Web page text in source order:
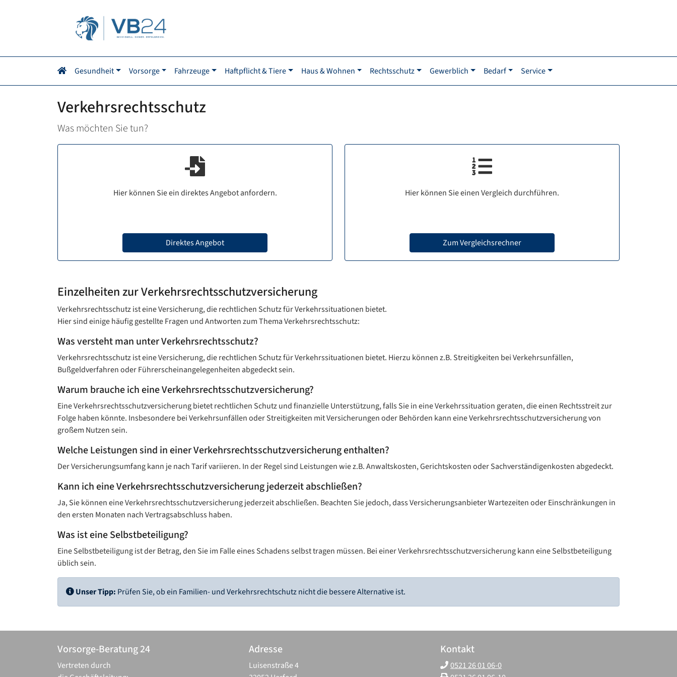
Gesundheit Vorsorge Fahrzeuge Haftpflicht & Tiere Haus & Wohnen Rechtsschutz Gewerblich Bedarf Service
Verkehrsrechtsschutz
Was möchten Sie tun?
Hier können Sie ein direktes Angebot anfordern.
Direktes Angebot
Hier können Sie einen Vergleich durchführen.
Zum Vergleichsrechner
Einzelheiten zur Verkehrsrechtsschutz­versicherung
Verkehrsrechtsschutz ist eine Versicherung, die rechtlichen Schutz für Verkehrssituationen bietet.
Hier sind einige häufig gestellte Fragen und Antworten zum Thema Verkehrsrechtsschutz:
Was versteht man unter Verkehrsrechtsschutz?
Verkehrsrechtsschutz ist eine Versicherung, die rechtlichen Schutz für Verkehrssituationen bietet. Hierzu können z.B. Streitigkeiten bei Verkehrsunfällen,
Bußgeldverfahren oder Führerscheinangelegenheiten abgedeckt sein.
Warum brauche ich eine Verkehrsrechtsschutz­versicherung?
Eine Verkehrsrechtsschutz­versicherung bietet rechtlichen Schutz und finanzielle Unterstützung, falls Sie in eine Verkehrssituation geraten, die einen Rechtsstreit zur
Folge haben könnte. Insbesondere bei Verkehrsunfällen oder Streitigkeiten mit Versicherungen oder Behörden kann eine Verkehrsrechtsschutzversicherung von
großem Nutzen sein.
Welche Leistungen sind in einer Verkehrsrechtsschutz­versicherung enthalten?
Der Versicherungsumfang kann je nach Tarif variieren. In der Regel sind Leistungen wie z.B. Anwaltskosten, Gerichtskosten oder Sachverständigenkosten abgedeckt.
Kann ich eine Verkehrsrechtsschutz­versicherung jederzeit abschließen?
Ja, Sie können eine Verkehrsrechtsschutz­versicherung jederzeit abschließen. Beachten Sie jedoch, dass Versicherungsanbieter Wartezeiten oder Einschränkungen in
den ersten Monaten nach Vertragsabschluss haben.
Was ist eine Selbstbeteiligung?
Eine Selbstbeteiligung ist der Betrag, den Sie im Falle eines Schadens selbst tragen müssen. Bei einer Verkehrsrechtsschutzversicherung kann eine Selbstbeteiligung
üblich sein.
Unser Tipp: Prüfen Sie, ob ein Familien- und Verkehrsrechtschutz nicht die bessere Alternative ist.
Vorsorge-Beratung 24
Vertreten durch
Adresse
Luisenstraße 4
Kontakt
0521 26 01 06-0